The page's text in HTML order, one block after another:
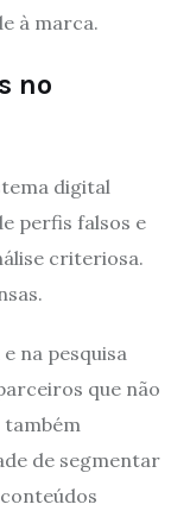
à marca.
no
digital
perfis falsos e
criteriosa.
na pesquisa
que não
também
de segmentar